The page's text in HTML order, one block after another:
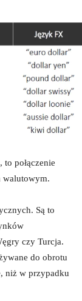
połączenie
walutowym.
Są to
czy Turcja.
do obrotu
niż w przypadku